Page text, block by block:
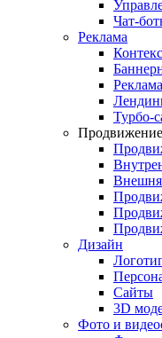
Чат-
Реклама
Турбо-
Продвижение
Дизайн
Сайты
3D
Фото и